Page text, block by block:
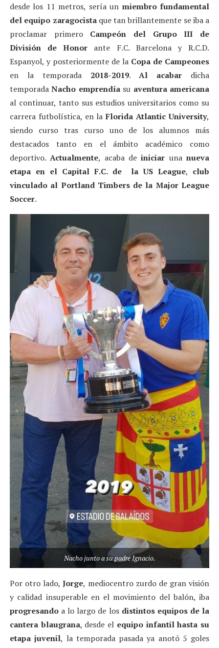
desde los 11 metros, sería un miembro fundamental
del equipo zaragocistaque tan brillantemente se iba a
proclamar primero Campeón del Grupo III de
División de Honor ante F.C. Barcelona y R.C.D.
Espanyol, y posteriormente de la Copa de Campeones
en la temporada 2018-2019.Al acabar dicha
temporadaNacho emprendíasu aventura americana
al continuar, tanto sus estudios universitarios como su
carrera futbolística, en laFlorida Atlantic University,
siendo curso tras curso uno de los alumnos más
destacados tanto en el ámbito académico como
deportivo.Actualmente, acaba deiniciar unanueva
etapa en el Capital F.C. de la US League, club
vinculado al Portland Timbers de la Major League
Soccer.
Nacho junto a su padre Ignacio.
Por otro lado,Jorge, mediocentro zurdo de gran visión
y calidad insuperable en el movimiento del balón, iba
progresando a lo largo de los distintos equipos de la
cantera blaugrana, desde el equipo infantil hasta su
etapa juvenil, la temporada pasada ya anotó 5 goles